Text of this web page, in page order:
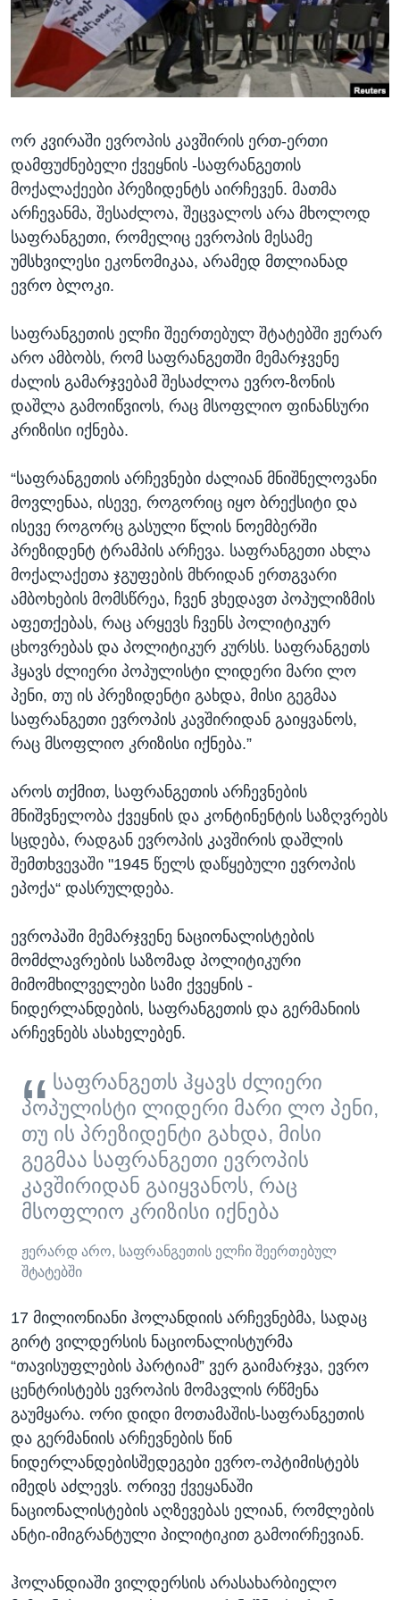
ᲡᲢᲣᲓᲘᲐ ᲕᲐᲨᲘᲜᲒᲢᲝᲜᲘ
ᲔᲙᲝᲜᲝᲛᲘᲙᲐ
ᲯᲐᲜᲛᲠᲗᲔᲚᲝᲑᲐ
ᲛᲔᲪᲜᲘᲔᲠᲔᲑᲐ
ᲙᲣᲚᲢᲣᲠᲐ
ᲒᲐᲚᲘᲚᲔᲝ
ᲓᲔᲖᲘᲜᲤᲝᲠᲛᲐᲪᲘᲐ
Learning English
ᲗᲕᲐᲚᲘ ᲒᲕᲐᲓᲔᲕᲜᲔᲗ
ენები
ორ კვირაში ევროპის კავშირის ერთ-ერთი
დამფუძნებელი ქვეყნის -საფრანგეთის
მოქალაქეები პრეზიდენტს აირჩევენ. მათმა
არჩევანმა, შესაძლოა, შეცვალოს არა მხოლოდ
საფრანგეთი, რომელიც ევროპის მესამე
უმსხვილესი ეკონომიკაა, არამედ მთლიანად
ევრო ბლოკი.
საფრანგეთის ელჩი შეერთებულ შტატებში ჟერარ
არო ამბობს, რომ საფრანგეთში მემარჯვენე
ძალის გამარჯვებამ შესაძლოა ევრო-ზონის
დაშლა გამოიწვიოს, რაც მსოფლიო ფინანსური
კრიზისი იქნება.
“საფრანგეთის არჩევნები ძალიან მნიშნელოვანი
მოვლენაა, ისევე, როგორიც იყო ბრექსიტი და
ისევე როგორც გასული წლის ნოემბერში
პრეზიდენტ ტრამპის არჩევა. საფრანგეთი ახლა
მოქალაქეთა ჯგუფების მხრიდან ერთგვარი
ამბოხების მომსწრეა, ჩვენ ვხედავთ პოპულიზმის
აფეთქებას, რაც არყევს ჩვენს პოლიტიკურ
ცხოვრებას და პოლიტიკურ კურსს. საფრანგეთს
ჰყავს ძლიერი პოპულისტი ლიდერი მარი ლო
პენი, თუ ის პრეზიდენტი გახდა, მისი გეგმაა
საფრანგეთი ევროპის კავშირიდან გაიყვანოს,
რაც მსოფლიო კრიზისი იქნება.”
აროს თქმით, საფრანგეთის არჩევნების
მნიშვნელობა ქვეყნის და კონტინენტის საზღვრებს
სცდება, რადგან ევროპის კავშირის დაშლის
შემთხვევაში "1945 წელს დაწყებული ევროპის
ეპოქა“ დასრულდება.
ევროპაში მემარჯვენე ნაციონალისტების
მომძლავრების საზომად პოლიტიკური
მიმომხილველები სამი ქვეყნის -
ნიდერლანდების, საფრანგეთის და გერმანიის
არჩევნებს ასახელებენ.
საფრანგეთს ჰყავს ძლიერი
პოპულისტი ლიდერი მარი ლო პენი,
თუ ის პრეზიდენტი გახდა, მისი
გეგმაა საფრანგეთი ევროპის
კავშირიდან გაიყვანოს, რაც
მსოფლიო კრიზისი იქნება
ჟერარდ არო, საფრანგეთის ელჩი შეერთებულ
შტატებში
17 მილიონიანი ჰოლანდიის არჩევნებმა, სადაც
გირტ ვილდერსის ნაციონალისტურმა
“თავისუფლების პარტიამ” ვერ გაიმარჯვა, ევრო
ცენტრისტებს ევროპის მომავლის რწმენა
გაუმყარა. ორი დიდი მოთამაშის-საფრანგეთის
და გერმანიის არჩევნების წინ
ნიდერლანდებისშედეგები ევრო-ოპტიმისტებს
იმედს აძლევს. ორივე ქვეყანაში
ნაციონალისტების აღზევებას ელიან, რომლების
ანტი-იმიგრანტული პილიტიკით გამოირჩევიან.
ჰოლანდიაში ვილდერსის არასახარბიელო